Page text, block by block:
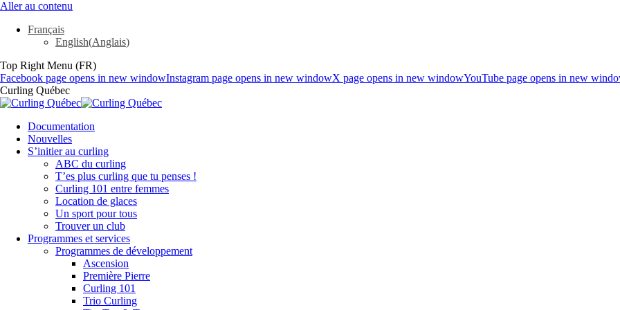
Aller au contenu
Français
English(Anglais)
Top Right Menu (FR)
Facebook page opens in new windowInstagram page opens in new windowX page opens in new windowYouTube page opens in new
Curling Québec
Documentation
Nouvelles
S’initier au curling
ABC du curling
T’es plus curling que tu penses !
Curling 101 entre femmes
Location de glaces
Un sport pour tous
Trouver un club
Programmes et services
Programmes de développement
Ascension
Première Pierre
Curling 101
Trio Curling